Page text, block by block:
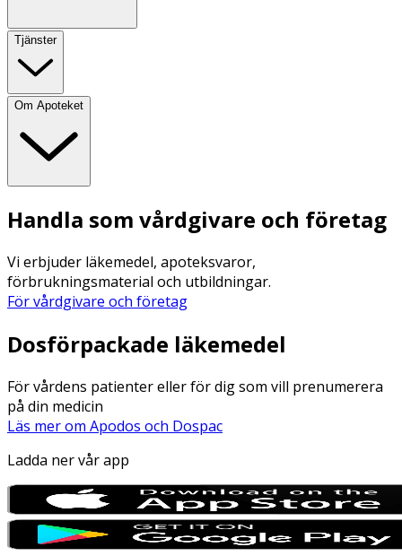
Tjänster
Om Apoteket
Handla som vårdgivare och företag
Vi erbjuder läkemedel, apoteksvaror,
förbrukningsmaterial och utbildningar.
För vårdgivare och företag
Dosförpackade läkemedel
För vårdens patienter eller för dig som vill prenumerera
på din medicin
Läs mer om Apodos och Dospac
Ladda ner vår app